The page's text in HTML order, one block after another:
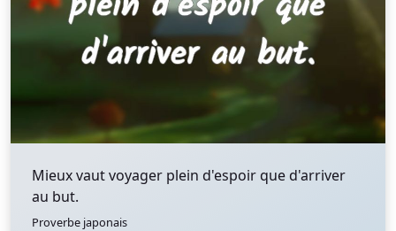
Mieux vaut voyager plein d'espoir que d'arriver
au but.
Proverbe japonais